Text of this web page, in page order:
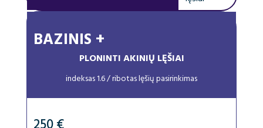
BAZINIS +
PLONINTI AKINIŲ LĘŠIAI
indeksas 1.6 / ribotas lęšių pasirinkimas